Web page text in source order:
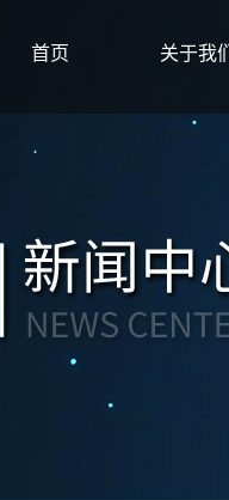
首页 关于我们